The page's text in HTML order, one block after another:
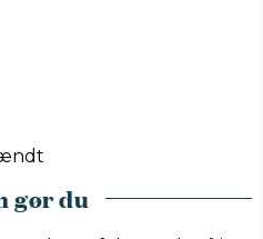
gør du